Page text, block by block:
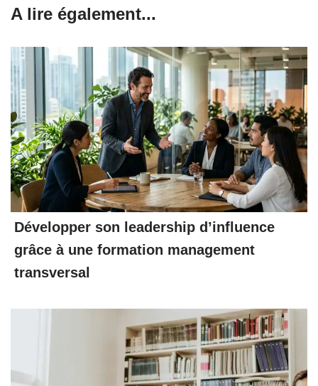
A lire également...
Développer son leadership d’influence
grâce à une formation management
transversal